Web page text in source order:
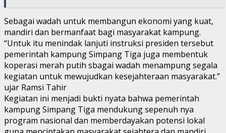
Sebagai wadah untuk membangun ekonomi yang kuat,
mandiri dan bermanfaat bagi masyarakat kampung.
“Untuk itu menindak lanjuti instruksi presiden tersebut
pemerintah kampung Simpang Tiga juga membentuk
koperasi merah putih sbagai wadah menampung segala
kegiatan untuk mewujudkan kesejahteraan masyarakat.”
ujar Ramsi Tahir
Kegiatan ini menjadi bukti nyata bahwa pemerintah
kampung Simpang Tiga mendukung sepenuh nya
program nasional dan memberdayakan potensi lokal